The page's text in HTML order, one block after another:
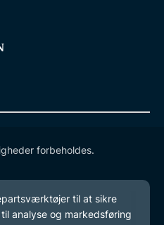
forbeholdes.